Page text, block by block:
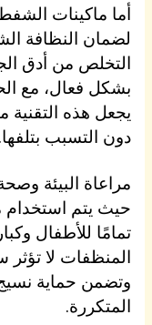
أما ماكينات
لضمان النظافة
التخلص من أدق
بشكل فعال، مع
يجعل هذه التقنية
دون التسبب بتلفها.
مراعاة البيئة
حيث يتم استخدام
تمامًا للأطفال
المنظفات لا تؤثر
وتضمن حماية نسيج
المتكررة.